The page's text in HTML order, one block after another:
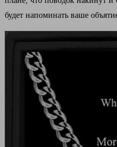
будет напоминать ваше